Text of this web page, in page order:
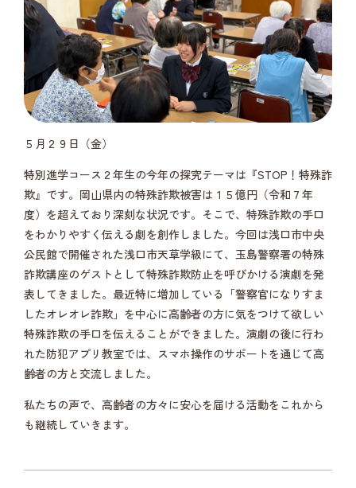
５月２９日（金）
特別進学コース２年生の今年の探究テーマは『STOP！特殊詐
欺』です。岡山県内の特殊詐欺被害は１５億円（令和７年
度）を超えており深刻な状況です。そこで、特殊詐欺の手口
をわかりやすく伝える劇を創作しました。今回は浅口市中央
公民館で開催された浅口市天草学級にて、玉島警察署の特殊
詐欺講座のゲストとして特殊詐欺防止を呼びかける演劇を発
表してきました。最近特に増加している「警察官になりすま
したオレオレ詐欺」を中心に高齢者の方に気をつけて欲しい
特殊詐欺の手口を伝えることができました。演劇の後に行わ
れた防犯アプリ教室では、スマホ操作のサポートを通じて高
齢者の方と交流しました。
私たちの声で、高齢者の方々に安心を届ける活動をこれから
も継続していきます。